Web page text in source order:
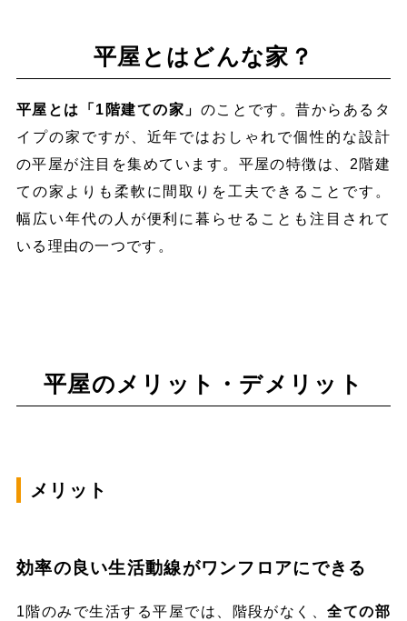
平屋とはどんな家？
平屋とは「1階建ての家」 のことです。昔からあるタ
イプの家ですが、近年ではおしゃれで個性的な設計
の平屋が注目を集めています。平屋の特徴は、2階建
ての家よりも柔軟に間取りを工夫できることです。
幅広い年代の人が便利に暮らせることも注目されて
いる理由の一つです。
平屋のメリット・デメリット
メリット
効率の良い生活動線がワンフロアにできる
1階のみで生活する平屋では、階段がなく、全ての部